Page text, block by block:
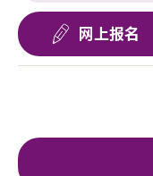
网上报名